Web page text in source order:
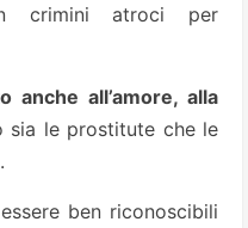
crimini atroci per
all’amore, alla
sia le prostitute che le
ben riconoscibili